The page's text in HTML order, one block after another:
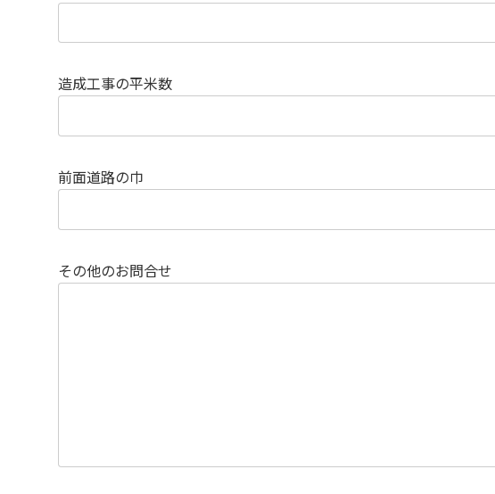
造成工事の平米数
前面道路の巾
その他のお問合せ